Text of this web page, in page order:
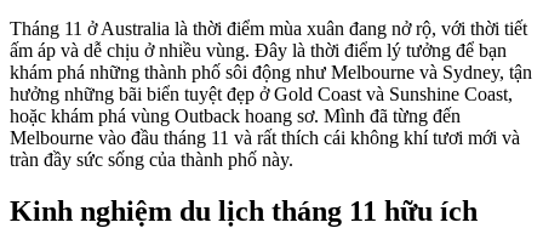
Tháng 11 ở Australia là thời điểm mùa xuân đang nở rộ, với thời tiết
ấm áp và dễ chịu ở nhiều vùng. Đây là thời điểm lý tưởng để bạn
khám phá những thành phố sôi động như Melbourne và Sydney, tận
hưởng những bãi biển tuyệt đẹp ở Gold Coast và Sunshine Coast,
hoặc khám phá vùng Outback hoang sơ. Mình đã từng đến
Melbourne vào đầu tháng 11 và rất thích cái không khí tươi mới và
tràn đầy sức sống của thành phố này.
Kinh nghiệm du lịch tháng 11 hữu ích